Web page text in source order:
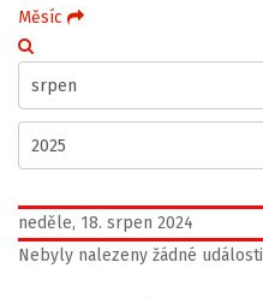
Měsíc
neděle, 18. srpen 2024
Nebyly nalezeny žádné události